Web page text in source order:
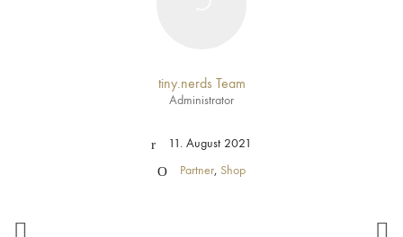
tiny.nerds Team
Administrator
11. August 2021
Partner, Shop